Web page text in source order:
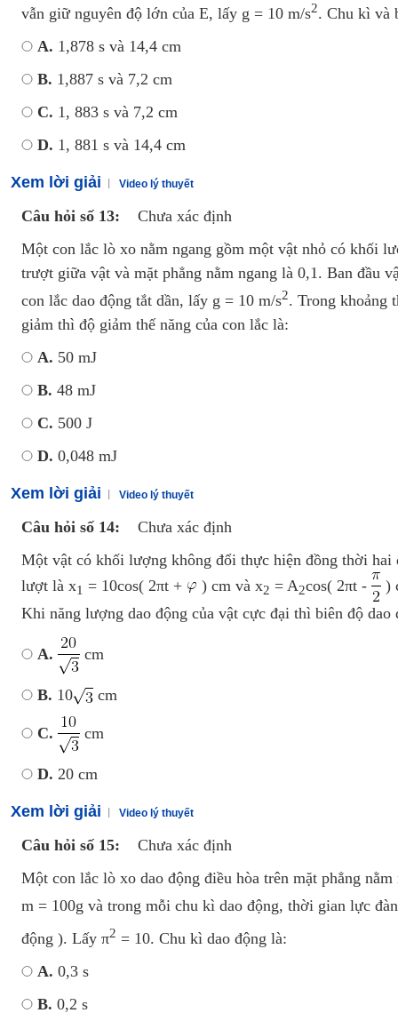
vẫn giữ nguyên độ lớn của E, lấy g = 10 m/s2. Chu kì và
A. 1,878 s và 14,4 cm
B. 1,887 s và 7,2 cm
C. 1, 883 s và 7,2 cm
D. 1, 881 s và 14,4 cm
Xem lời giải Video lý thuyết
Câu hỏi số 13:
Chưa xác định
Một con lắc lò xo nằm ngang gồm một vật nhỏ có khối
trượt giữa vật và mặt phẳng nằm ngang là 0,1. Ban đầu
con lắc dao động tắt dần, lấy g = 10 m/s2. Trong khoảng
giảm thì độ giảm thế năng của con lắc là:
A. 50 mJ
B. 48 mJ
C. 500 J
D. 0,048 mJ
Xem lời giải Video lý thuyết
Câu hỏi số 14:
Chưa xác định
Một vật có khối lượng không đổi thực hiện đồng thời hai
lượt là x1 = 10cos( 2πt + ) cm và x2 = A2cos( 2πt -
)
Khi năng lượng dao động của vật cực đại thì biên độ dao
A. cm
B. 10 cm
C. cm
D. 20 cm
Xem lời giải Video lý thuyết
Câu hỏi số 15:
Chưa xác định
Một con lắc lò xo dao động điều hòa trên mặt phẳng
m = 100g và trong mỗi chu kì dao động, thời gian lực
động ). Lấy π2 = 10. Chu kì dao động là:
A. 0,3 s
B. 0,2 s